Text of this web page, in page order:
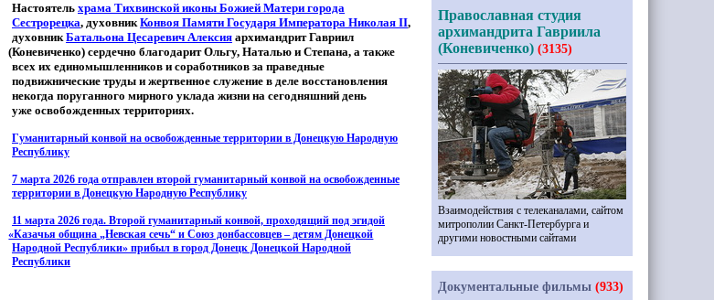
Настоятель храма Тихвинской иконы Божией Матери города
Сестрорецка, духовникКонвоя Памяти Государя Императора Николая II,
духовникБатальона Цесаревич Алексия архимандрит Гавриил
(Коневиченко) сердечно благодарит Ольгу, Наталью и Степана, а также
всех их единомышленников и соработников за праведные
подвижнические труды и жертвенное служение в деле восстановления
некогда поруганного мирного уклада жизни на сегодняшний день
уже освобожденных территориях.
Гуманитарный конвой на освобожденные территории в Донецкую Народную
Республику
7 марта 2026 года отправлен второй гуманитарный конвой на освобожденные
территории в Донецкую Народную Республику
11 марта 2026 года. Второй гуманитарный конвой, проходящий под эгидой
«Казачья община „Невская сечь“ и Союз донбассовцев – детям Донецкой
Народной Республики» прибыл в город Донецк Донецкой Народной
Республики
Православная студия
архимандрита Гавриила
(Коневиченко) (3135)
Взаимодействия с телеканалами, сайтом
митрополии Санкт-Петербурга и
другими новостными сайтами
Документальные фильмы (933)